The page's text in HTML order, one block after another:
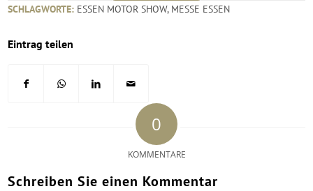
SCHLAGWORTE: ESSEN MOTOR SHOW, MESSE ESSEN
Eintrag teilen
0
KOMMENTARE
Schreiben Sie einen Kommentar